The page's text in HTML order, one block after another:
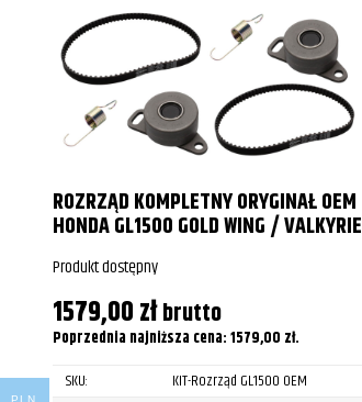
Honda
Honda
Honda
Honda
Honda
ROZRZĄD KOMPLETNY ORYGINAŁ OEM
HONDA GL1500 GOLD WING / VALKYRIE
Produkt dostępny
1579,00złbrutto
Poprzednia najniższa cena:1579,00 zł.
SKU:
KIT-Rozrząd GL1500 OEM
PLN